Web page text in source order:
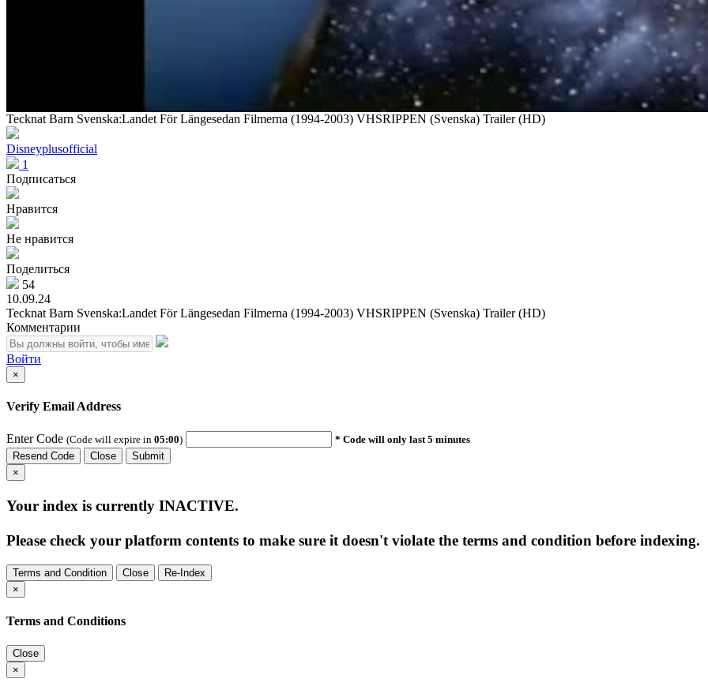
Tecknat Barn Svenska:Landet För Längesedan Filmerna (1994-2003) VHSRIPPEN (Svenska) Trailer (HD)
Disneyplusofficial
1
Подписаться
Нравится
Не нравится
Поделиться
54
10.09.24
Tecknat Barn Svenska:Landet För Längesedan Filmerna (1994-2003) VHSRIPPEN (Svenska) Trailer (HD)
Комментарии
Войти
×
Verify Email Address
Enter Code (Code will expire in 05:00)
* Code will only last 5 minutes
Resend Code
Close
Submit
×
Your index is currently INACTIVE.
Please check your platform contents to make sure it doesn't violate the terms and condition before indexing.
Terms and Condition Close
Re-Index
×
Terms and Conditions
Close
×